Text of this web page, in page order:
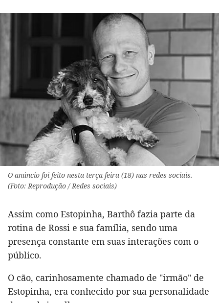
O anúncio foi feito nesta terça-feira (18) nas redes sociais.
(Foto: Reprodução / Redes sociais)
Assim como Estopinha, Barthô fazia parte da
rotina de Rossi e sua família, sendo uma
presença constante em suas interações com o
público.
O cão, carinhosamente chamado de "irmão" de
Estopinha, era conhecido por sua personalidade